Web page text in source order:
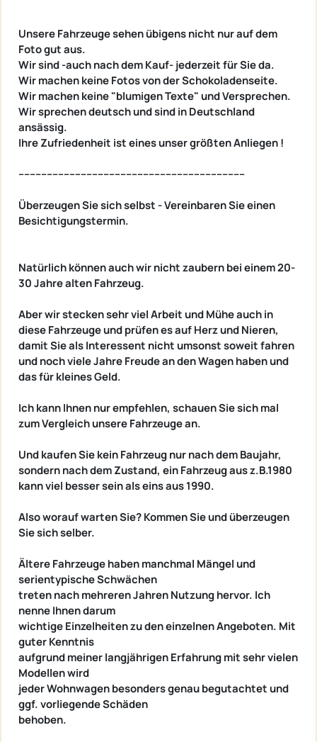
Unsere Fahrzeuge sehen übigens nicht nur auf dem
Foto gut aus.
Wir sind -auch nach dem Kauf- jederzeit für Sie da.
Wir machen keine Fotos von der Schokoladenseite.
Wir machen keine "blumigen Texte" und Versprechen.
Wir sprechen deutsch und sind in Deutschland
ansässig.
Ihre Zufriedenheit ist eines unser größten Anliegen !
--------------------------------------------------------------------------------
Überzeugen Sie sich selbst - Vereinbaren Sie einen
Besichtigungstermin.
Natürlich können auch wir nicht zaubern bei einem 20-
30 Jahre alten Fahrzeug.
Aber wir stecken sehr viel Arbeit und Mühe auch in
diese Fahrzeuge und prüfen es auf Herz und Nieren,
damit Sie als Interessent nicht umsonst soweit fahren
und noch viele Jahre Freude an den Wagen haben und
das für kleines Geld.
Ich kann Ihnen nur empfehlen, schauen Sie sich mal
zum Vergleich unsere Fahrzeuge an.
Und kaufen Sie kein Fahrzeug nur nach dem Baujahr,
sondern nach dem Zustand, ein Fahrzeug aus z.B.1980
kann viel besser sein als eins aus 1990.
Also worauf warten Sie? Kommen Sie und überzeugen
Sie sich selber.
Ältere Fahrzeuge haben manchmal Mängel und
serientypische Schwächen
treten nach mehreren Jahren Nutzung hervor. Ich
nenne Ihnen darum
wichtige Einzelheiten zu den einzelnen Angeboten. Mit
guter Kenntnis
aufgrund meiner langjährigen Erfahrung mit sehr vielen
Modellen wird
jeder Wohnwagen besonders genau begutachtet und
ggf. vorliegende Schäden
behoben.